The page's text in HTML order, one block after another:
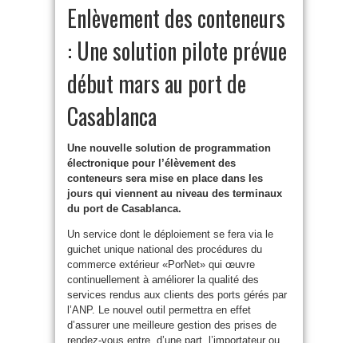
Enlèvement des conteneurs
: Une solution pilote prévue
début mars au port de
Casablanca
Une nouvelle solution de programmation
électronique pour l’élèvement des
conteneurs sera mise en place dans les
jours qui viennent au niveau des terminaux
du port de Casablanca.
Un service dont le déploiement se fera via le
guichet unique national des procédures du
commerce extérieur «PorNet» qui œuvre
continuellement à améliorer la qualité des
services rendus aux clients des ports gérés par
l’ANP. Le nouvel outil permettra en effet
d’assurer une meilleure gestion des prises de
rendez-vous entre, d’une part, l’importateur ou